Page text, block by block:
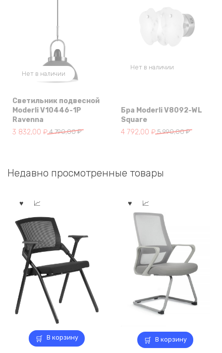
Нет в наличии
Светильник подвесной
Moderli V10446-1P
Ravenna
4 790,00₽
Первоначальная
790,00 ₽.
3 832,00 ₽
Текущая
Нет в наличии
Бра Moderli V8092-WL
Square
5 990,00₽
Первоначальная
990,00 ₽.
4 792,00 ₽
Текущая
Недавно просмотренные товары
В корзину В корзину